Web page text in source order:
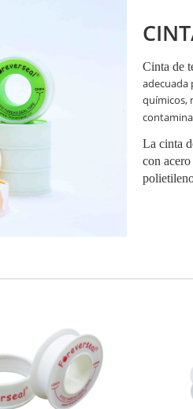
Cinta de
adecuada
químicos,
La cinta
con